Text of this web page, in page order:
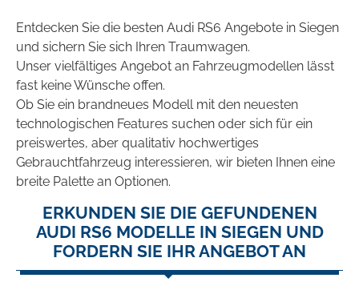
Entdecken Sie die besten Audi RS6 Angebote in Siegen
und sichern Sie sich Ihren Traumwagen.
Unser vielfältiges Angebot an Fahrzeugmodellen lässt
fast keine Wünsche offen.
Ob Sie ein brandneues Modell mit den neuesten
technologischen Features suchen oder sich für ein
preiswertes, aber qualitativ hochwertiges
Gebrauchtfahrzeug interessieren, wir bieten Ihnen eine
breite Palette an Optionen.
ERKUNDEN SIE DIE GEFUNDENEN
AUDI RS6 MODELLE IN SIEGEN UND
FORDERN SIE IHR ANGEBOT AN